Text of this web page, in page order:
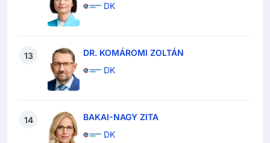
DK
13
DR. KOMÁROMI ZOLTÁN
DK
14
BAKAI-NAGY ZITA
DK